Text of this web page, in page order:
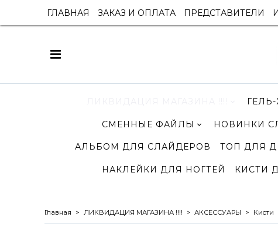
ГЛАВНАЯ ЗАКАЗ И ОПЛАТА ПРЕДСТАВИТЕЛИ
СМЕННЫЕ ФАЙЛЫ НОВИНКИ
АЛЬБОМ ДЛЯ СЛАЙДЕРОВ ТОП ДЛЯ
НАКЛЕЙКИ ДЛЯ НОГТЕЙ КИСТИ
Главная ЛИКВИДАЦИЯ МАГАЗИНА !!!! АКСЕССУАРЫ Кисти